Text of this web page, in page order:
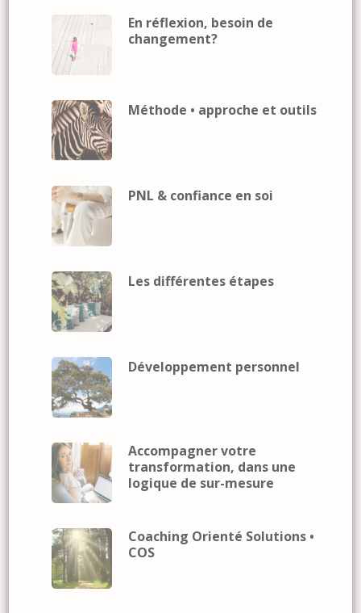
En réflexion, besoin de
changement?
Méthode • approche et outils
PNL & confiance en soi
Les différentes étapes
Développement personnel
Accompagner votre
transformation, dans une
logique de sur-mesure
Coaching Orienté Solutions •
COS